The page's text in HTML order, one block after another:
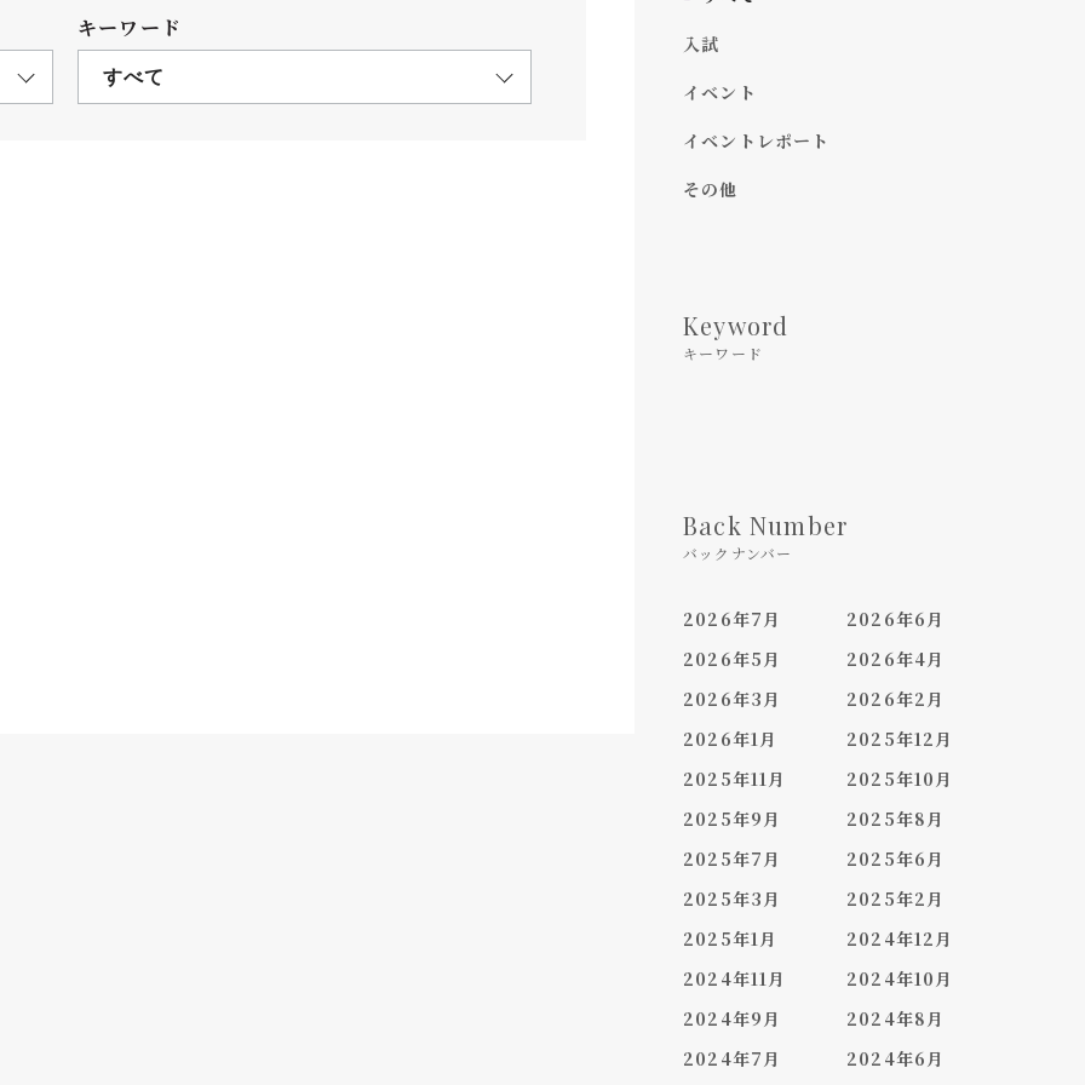
キーワード
すべて
入試
イベント
イベントレポート
その他
Keyword
キーワード
Back Number
バックナンバー
2026年7月
2026年6月
2026年5月
2026年4月
2026年3月
2026年2月
2026年1月
2025年12月
2025年11月
2025年10月
2025年9月
2025年8月
2025年7月
2025年6月
2025年3月
2025年2月
2025年1月
2024年12月
2024年11月
2024年10月
2024年9月
2024年8月
2024年7月
2024年6月